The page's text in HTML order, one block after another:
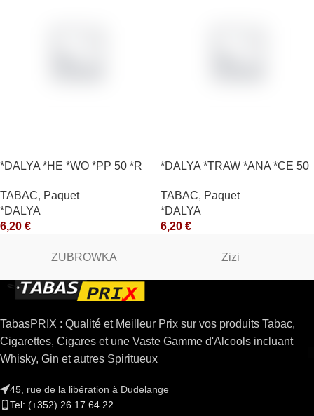
*DALYA *HE *WO *PP 50 *R
TABAC, Paquet
*DALYA
6,20 €
*DALYA *TRAW *ANA *CE 50
TABAC, Paquet
*DALYA
6,20 €
ZUBROWKA Zizi
TabasPRIX : Qualité et Meilleur Prix sur vos produits Tabac,
Cigarettes, Cigares et une Vaste Gamme d'Alcools incluant
Whisky, Gin et autres Spiritueux
45, rue de la libération à Dudelange
Tel: (+352) 26 17 64 22